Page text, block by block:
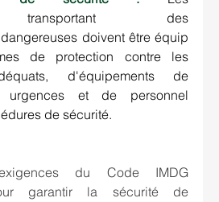
transportant des
doivent être équip
de protection contre les
d'équipements de
urgences et de personnel
de sécurité.
du Code IMDG
garantir la sécurité de